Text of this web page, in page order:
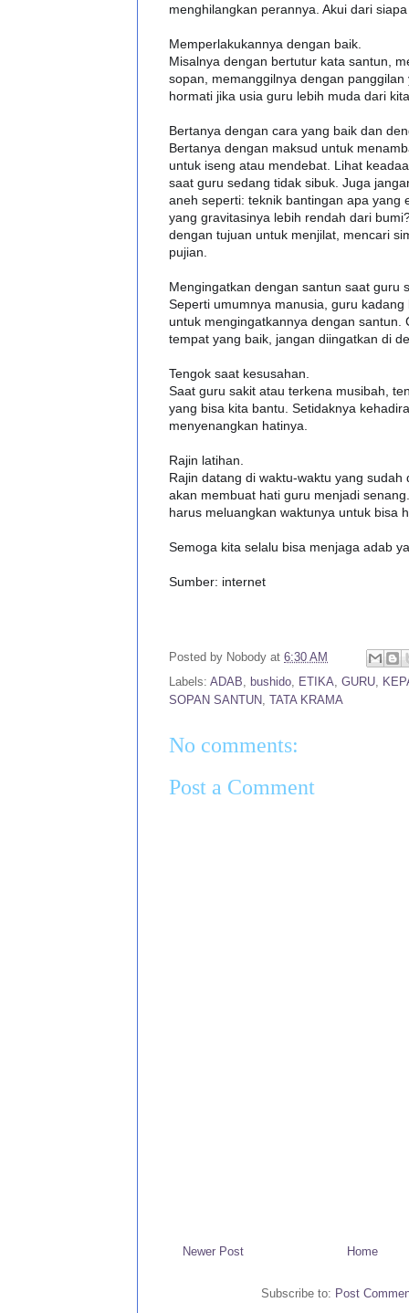
menghilangkan perannya. Akui dari
Memperlakukannya dengan baik.
Misalnya dengan bertutur kata santun,
sopan, memanggilnya dengan
hormati jika usia guru lebih muda dari
Bertanya dengan cara yang baik dan
Bertanya dengan maksud untuk
untuk iseng atau mendebat. Lihat
saat guru sedang tidak sibuk. Juga
aneh seperti: teknik bantingan apa yang
yang gravitasinya lebih rendah dari
dengan tujuan untuk menjilat, mencari
pujian.
Mengingatkan dengan santun saat guru
Seperti umumnya manusia, guru
untuk mengingatkannya dengan santun.
tempat yang baik, jangan diingatkan di
Tengok saat kesusahan.
Saat guru sakit atau terkena musibah,
yang bisa kita bantu. Setidaknya
menyenangkan hatinya.
Rajin latihan.
Rajin datang di waktu-waktu yang sudah
akan membuat hati guru menjadi
harus meluangkan waktunya untuk bisa
Semoga kita selalu bisa menjaga adab
Sumber: internet
Posted by Nobody at 6:30 AM
Labels: ADAB bushido ETIKA GURU
SOPAN SANTUN TATA KRAMA
No comments:
Post a Comment
Newer Post Home
Subscribe to: Post